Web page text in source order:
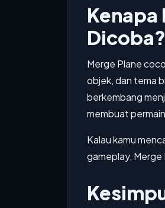
Kenapa
Dicoba?
Merge Plane
objek, dan tema
berkembang
membuat
Kalau kamu
gameplay, Merge